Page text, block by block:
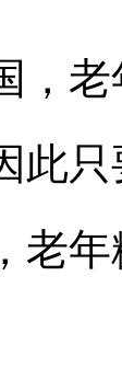
老
此
老